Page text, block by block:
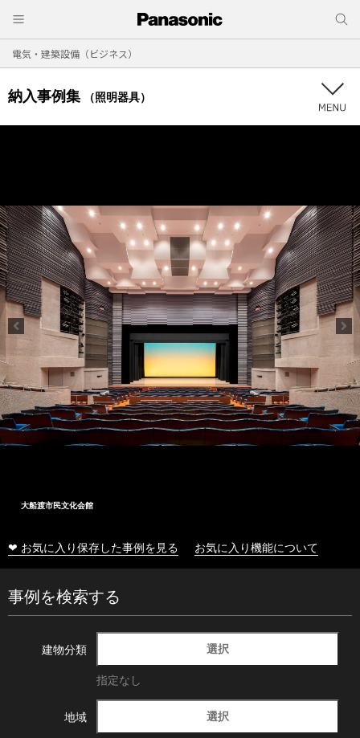
電気・建築設備（ビジネス）
納入事例集 （照明器具）
大船渡市民文化会館
❤ お気に入り保存した事例を見る お気に入り機能について
事例を検索する
建物分類 選択
指定なし
地域 選択